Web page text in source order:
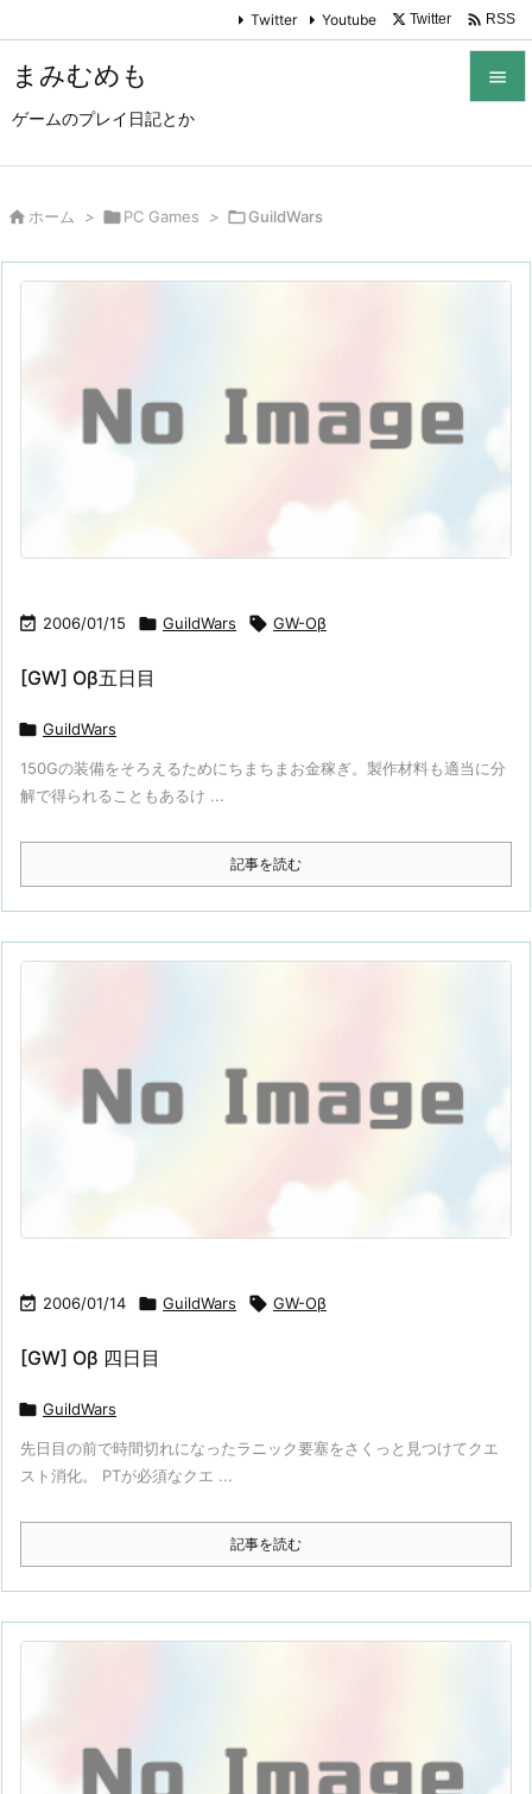
まみむめも
ゲームのプレイ日記とか

Twitter Youtube Twitter  RSS
 ホーム > PC Games > GuildWars
 2006/01/15  GuildWars  GW-Oβ
[GW] Oβ五日目
 GuildWars
150Gの装備をそろえるためにちまちまお金稼ぎ。製作材料も適当に分
解で得られることもあるけ ...
記事を読む
 2006/01/14  GuildWars  GW-Oβ
[GW] Oβ 四日目
 GuildWars
先日目の前で時間切れになったラニック要塞をさくっと見つけてクエ
スト消化。 PTが必須なクエ ...
記事を読む